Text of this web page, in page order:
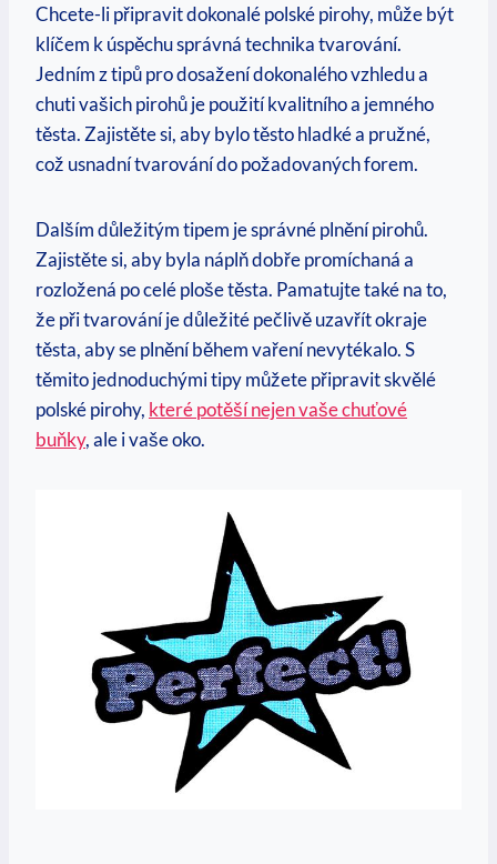
Chcete-li připravit dokonalé polské pirohy, může být
klíčem k úspěchu správná technika tvarování.
Jedním z tipů pro dosažení dokonalého vzhledu a
chuti vašich pirohů je použití kvalitního a jemného
těsta. Zajistěte si, aby bylo těsto hladké a pružné,
což usnadní tvarování do požadovaných forem.
Dalším důležitým tipem je správné plnění pirohů.
Zajistěte si, aby byla náplň dobře promíchaná a
rozložená po celé ploše těsta. Pamatujte také na to,
že při tvarování je důležité pečlivě uzavřít okraje
těsta, aby se plnění během vaření nevytékalo. S
těmito jednoduchými tipy můžete připravit skvělé
polské pirohy, které potěší nejen vaše chuťové
buňky, ale i vaše oko.